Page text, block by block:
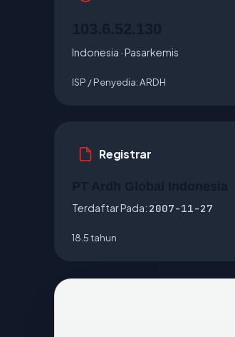
Indonesia · Pasarkemis
ISP / Penyedia:ARDH
Registrar
Terdaftar Pada: 2007-11-27
18.5 tahun